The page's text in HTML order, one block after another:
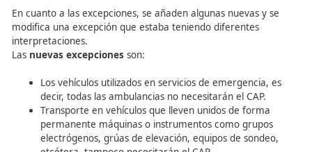
Índice del artículo
Desde Dac Docencia vamos a explicarte en este artículo
cambios producidos con la modificación del
Ordenación de los Transportes Terrestres
centros de formación CAP
Vamos a centrarnos hablarte de los siguientes cambios:
Excepciones